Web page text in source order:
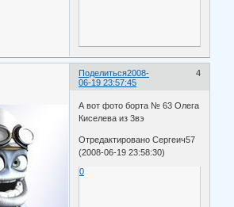
Поделиться 4
2008-
06-19 23:57:45
А вот фото борта № 63 Олега
Киселева из 3вэ
Отредактировано Сергеич57
(2008-06-19 23:58:30)
0